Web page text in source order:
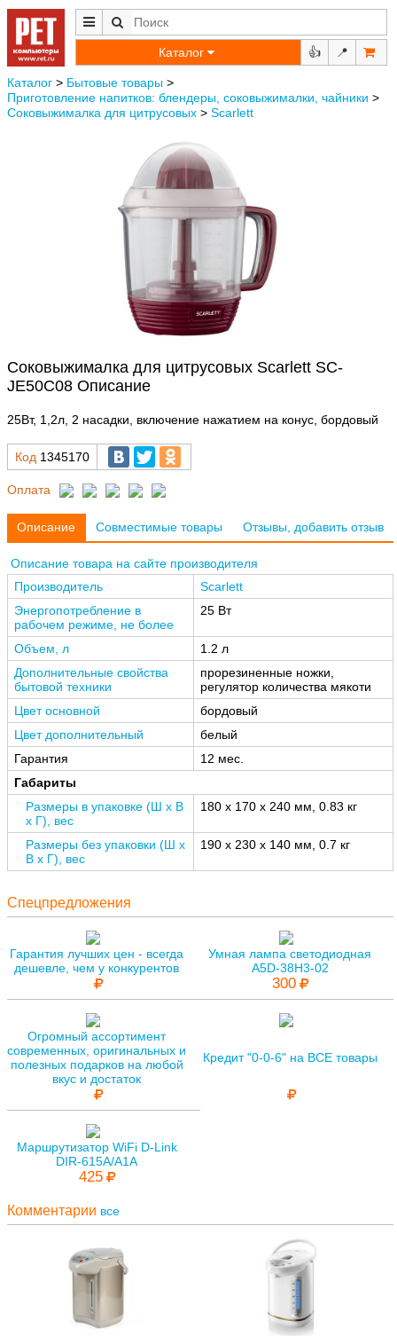
Каталог 👍 📍
Каталог > Бытовые товары >
Приготовление напитков: блендеры, соковыжималки, чайники >
Соковыжималка для цитрусовых > Scarlett
Соковыжималка для цитрусовых Scarlett SC-
JE50C08 Описание
25Вт, 1,2л, 2 насадки, включение нажатием на конус, бордовый
Код 1345170
Оплата
Описание Совместимые товары Отзывы, добавить отзыв
Описание товара на сайте производителя
Производитель
Scarlett
Энергопотребление в
рабочем режиме, не более
25 Вт
Объем, л
1.2 л
Дополнительные свойства
бытовой техники
прорезиненные ножки,
регулятор количества мякоти
Цвет основной
бордовый
Цвет дополнительный
белый
Гарантия
12 мес.
Габариты
Размеры в упаковке (Ш x В
x Г), вес
180 x 170 x 240 мм, 0.83 кг
Размеры без упаковки (Ш x
В x Г), вес
190 x 230 x 140 мм, 0.7 кг
Спецпредложения
Гарантия лучших цен - всегда
дешевле, чем у конкурентов
Умная лампа светодиодная
A5D-38H3-02
300
Огромный ассортимент
современных, оригинальных и
полезных подарков на любой
вкус и достаток
Кредит "0-0-6" на ВСЕ товары
Маршрутизатор WiFi D-Link
DIR-615A/A1A
425
Комментарии все